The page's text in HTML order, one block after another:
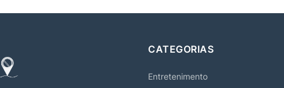
CATEGORIAS
Entretenimento